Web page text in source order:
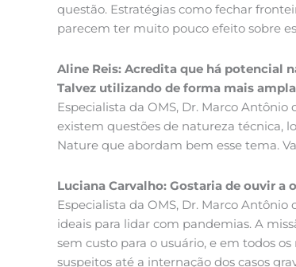
questão. Estratégias como fechar
parecem ter muito pouco efeito sobre
Aline Reis: Acredita que há potencial
Talvez utilizando de forma mais
Especialista da OMS, Dr. Marco
existem questões de natureza técnica,
Nature que abordam bem esse tema.
Luciana Carvalho: Gostaria de ouvir a
Especialista da OMS, Dr. Marco
ideais para lidar com pandemias. A
sem custo para o usuário, e em todos
suspeitos até a internação dos casos